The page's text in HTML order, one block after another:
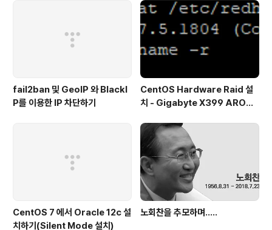
fail2ban 및 GeoIP 와 BlackI
P를 이용한 IP 차단하기
CentOS Hardware Raid 설
치 - Gigabyte X399 AROUS
CentOS 7 에서 Oracle 12c 설
치하기(Silent Mode 설치)
노회찬을 추모하며.....